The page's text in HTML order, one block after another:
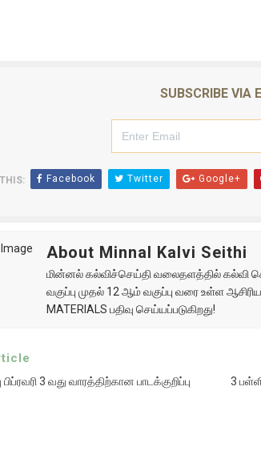
SUBSCRIBE VIA
Facebook Twitter Google+
About Minnal Kalvi Seithi
மின்னல் கல்விச்செய்தி வலைதளத்தில் கல்வி
வகுப்பு முதல் 12 ஆம் வகுப்பு வரை உள்ள
MATERIALS பதிவு செய்யப்படுகிறது!
3 வது வாரத்திற்கான பாடக்குறிப்பு
3